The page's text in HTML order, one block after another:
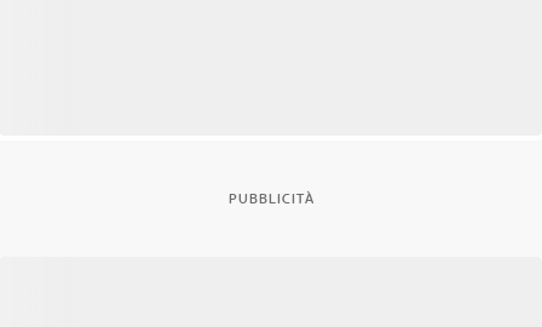
PUBBLICITÀ